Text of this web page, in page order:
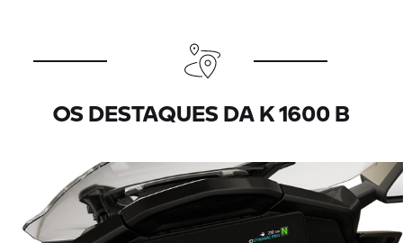
OS DESTAQUES DAK 1600 B